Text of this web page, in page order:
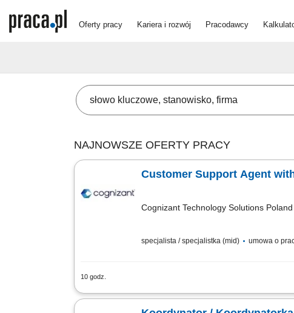
Oferty pracy Kariera i rozwój Pracodawcy
NAJNOWSZE OFERTY PRACY
Customer Support Agent
Cognizant Technology Solutions Poland
specjalista / specjalistka (mid) umowa o
10 godz.
What we do We are dedicated to helping the